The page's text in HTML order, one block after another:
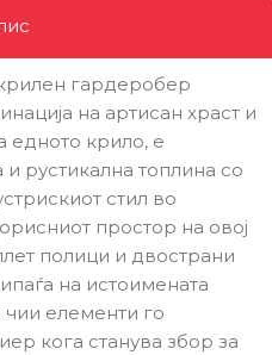
гардеробер
на артисан храст и
едното крило, е
рустикална топлина со
стил во
простор на овој
полици и двострани
на истоимената
елементи го
кога станува збор за